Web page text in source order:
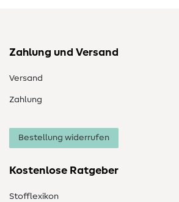
Zahlung und Versand
Versand
Zahlung
Bestellung widerrufen
Kostenlose Ratgeber
Stofflexikon